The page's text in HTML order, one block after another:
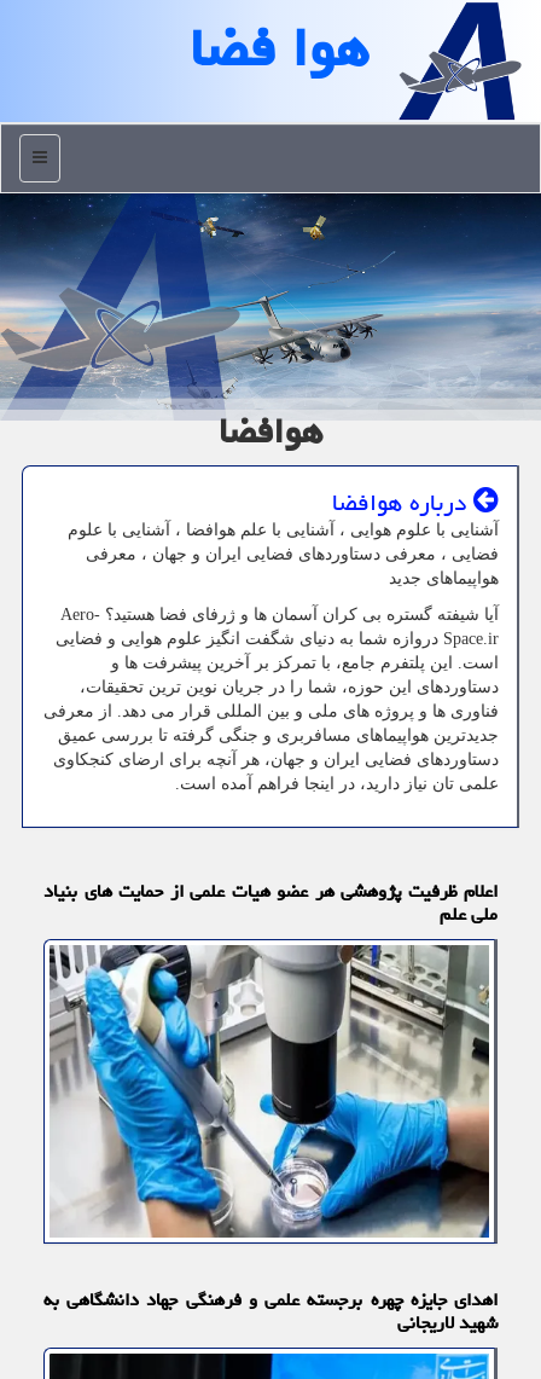
هوا فضا
منو
هوافضا
درباره هوافضا
آشنایی با علوم هوایی ، آشنایی با علم هوافضا ، آشنایی با علوم
فضایی ، معرفی دستاوردهای فضایی ایران و جهان ، معرفی
هواپیماهای جدید
آیا شیفته گستره بی کران آسمان ها و ژرفای فضا هستید؟ Aero-
Space.ir دروازه شما به دنیای شگفت انگیز علوم هوایی و فضایی
است. این پلتفرم جامع، با تمرکز بر آخرین پیشرفت ها و
دستاوردهای این حوزه، شما را در جریان نوین ترین تحقیقات،
فناوری ها و پروژه های ملی و بین المللی قرار می دهد. از معرفی
جدیدترین هواپیماهای مسافربری و جنگی گرفته تا بررسی عمیق
دستاوردهای فضایی ایران و جهان، هر آنچه برای ارضای کنجکاوی
علمی تان نیاز دارید، در اینجا فراهم آمده است.
اعلام ظرفیت پژوهشی هر عضو هیات علمی از حمایت های بنیاد
ملی علم
اهدای جایزه چهره برجسته علمی و فرهنگی جهاد دانشگاهی به
شهید لاریجانی